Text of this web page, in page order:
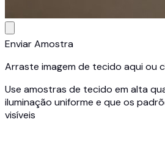
Enviar Amostra
Arraste imagem de tecido aqui ou
Use amostras de tecido em alta
iluminação uniforme e que os
visíveis